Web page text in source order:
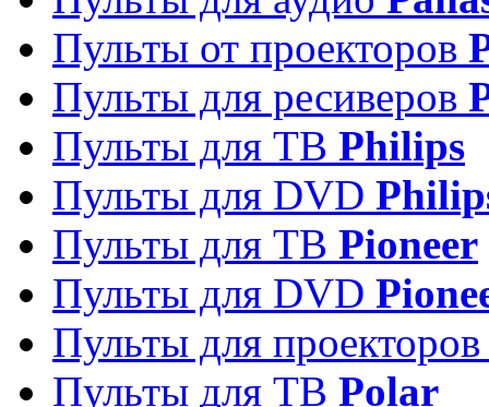
Пульты от проекторов
Пульты для ресиверов
Пульты для ТВ Philips
Пульты для DVD
Пульты для ТВ Pioneer
Пульты для DVD
Пульты для
Пульты для ТВ Polar